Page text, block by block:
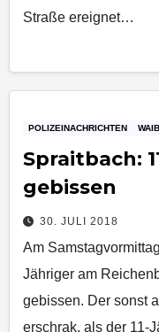
Straße ereignet…
POLIZEINACHRICHTEN
Spraitbach:
gebissen
30. JULI 2018
Am
Jähriger am
gebissen. Der sonst
erschrak, als der 11-